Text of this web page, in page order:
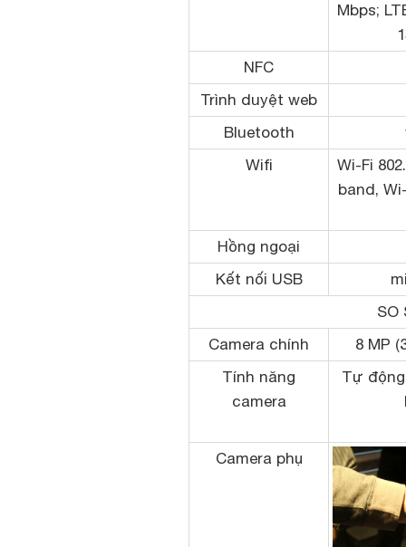
Mbps;
NFC
Trình duyệt web
Bluetooth
Wifi
Wi-Fi
band,
Hồng ngoại
Kết nối USB
SO
Camera chính
8 MP
Tính năng
camera
Tự
Camera phụ